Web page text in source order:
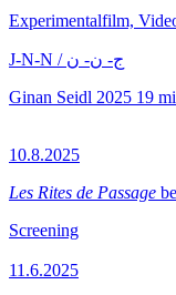
Experimentalfilm,
J-N-N / ج- ن- ن
Ginan Seidl 2025 19
10.8.2025
Les Rites de Passage
Screening
11.6.2025